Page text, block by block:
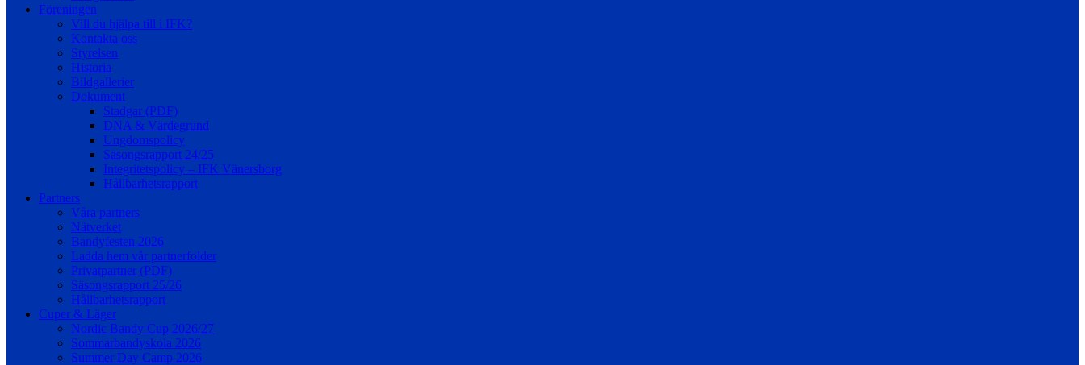
Föreningen
Vill du hjälpa till i IFK?
Kontakta oss
Styrelsen
Historia
Bildgallerier
Dokument
Stadgar (PDF)
DNA & Värdegrund
Ungdomspolicy
Säsongsrapport 24/25
Integritetspolicy – IFK Vänersborg
Hållbarhetsrapport
Partners
Våra partners
Nätverket
Bandyfesten 2026
Ladda hem vår partnerfolder
Privatpartner (PDF)
Säsongsrapport 25/26
Hållbarhetsrapport
Cuper & Läger
Nordic Bandy Cup 2026/27
Sommarbandyskola 2026
Summer Day Camp 2026